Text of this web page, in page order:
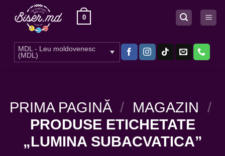
0
MDL - Leu moldovenesc
(MDL)
PRIMA PAGINĂ / MAGAZIN /
PRODUSE ETICHETATE
„LUMINA SUBACVATICA”